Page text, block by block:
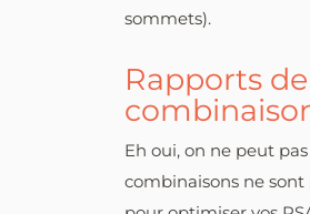
sommets).
Rapports
Eh oui, on ne peut
combinaisons ne